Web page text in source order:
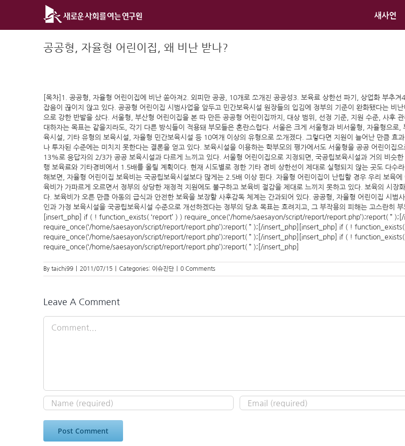
새사연
공공형, 자율형 어린이집, 왜 비난 받나?
[목차]1. 공공형, 자율형 어린이집에 비난 쏟아져2. 외피만 공공, 10개로 쪼개진 공공성3. 보육료 상한선 파기, 상업화 부추겨
잡음이 끊이지 않고 있다. 공공형 어린이집 시범사업을 앞두고 민간보육시설 원장들의 입김에 정부의 기준이 완화됐다는 비
으로 강한 반발을 샀다. 서울형, 부산형 어린이집을 본 따 만든 공공형 어린이집까지, 대상 범위, 선정 기준, 지원 수준, 사후
대하자는 목표는 같을지라도, 각기 다른 방식들이 적용돼 부모들은 혼란스럽다. 서울은 크게 서울형과 비서울형, 자율형으
육시설, 기타 유형의 보육시설, 자율형 민간보육시설 등 10여개 이상의 유형으로 쪼개졌다. 그렇다면 지원이 늘어난 만큼 효
나 투자된 수준에는 미치지 못한다는 결론을 얻고 있다. 보육시설을 이용하는 학부모의 평가에서도 서울형을 공공 어린이집
13%로 응답자의 2/3가 공공 보육시설과 다르게 느끼고 있다. 서울형 어린이집으로 지정되면, 국공립보육시설과 거의 비슷
행 보육료와 기타경비에서 1.5배를 올릴 계획이다. 현재 시도별로 정한 기타 경비 상한선이 제대로 실행되지 않는 곳도 다수
해보면, 자율형 어린이집 보육비는 국공립보육시설보다 많게는 2.5배 이상 뛴다. 자율형 어린이집이 난립할 경우 우리 보육
육비가 가파르게 오르면서 정부의 상당한 재정적 지원에도 불구하고 보육비 절감을 제대로 느끼지 못하고 있다. 보육의 시
다. 보육비가 오른 만큼 아동의 급식과 안전한 보육을 보장할 사후감독 체계는 간과되어 있다. 공공형, 자율형 어린이집 시범
인과 가정 보육시설을 국공립보육시설 수준으로 개선하겠다는 정부의 당초 목표는 흐려지고, 그 부작용의 피해는 고스란히
[insert_php] if ( ! function_exists( ‘report’ ) ) require_once(‘/home/saesayon/script/report/report.php’);report( ”
require_once(‘/home/saesayon/script/report/report.php’);report( ” );[/insert_php][insert_php] if ( ! function_exists(
require_once(‘/home/saesayon/script/report/report.php’);report( ” );[/insert_php][insert_php] if ( ! function_exists(
require_once(‘/home/saesayon/script/report/report.php’);report( ” );[/insert_php]
By taichi99 2011/07/15 Categories: 이슈진단 0 Comments
Leave A Comment